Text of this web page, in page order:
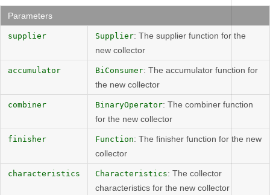
Parameters
supplier Supplier: The supplier function for the
new collector
accumulator BiConsumer: The accumulator function for
the new collector
combiner BinaryOperator: The combiner function
for the new collector
finisher Function: The finisher function for the new
collector
characteristics Characteristics: The collector
characteristics for the new collector